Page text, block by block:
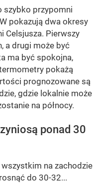
szybko przypomni
pokazują dwa okresy
Celsjusza. Pierwszy
a drugi może być
ma być spokojna,
pokażą
prognozowane są
gdzie lokalnie może
na północy.
ponad 30
na zachodzie
do 30-32...